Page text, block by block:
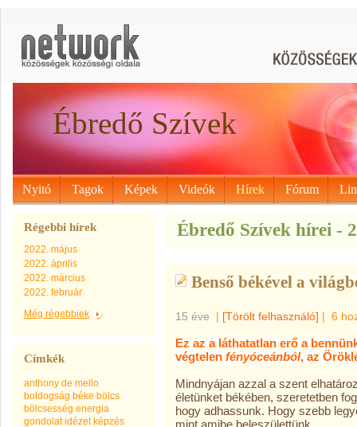
Ébredő Szívek
Nyitó Tagok Képek Videók Hírek Fórum
Régebbi hírek
2022. május
2022. április
2022. március
2022. február
Még régebbiek
Címkék
anthony de mello
boldogság béke bölcs
bölcsesség energia
gondolat idézet képzés
Ébredő Szívek hírei -
Benső békével a
15 éve | [Törölt felhasználó] | 6
Ez az a láthatatlan erő a
végtelen fényóceánból, az
Mindnyájan azzal a szent
életünket békében, szeretetben
hogy adhassunk. Hogy szebb
mint amibe beleszülettünk.